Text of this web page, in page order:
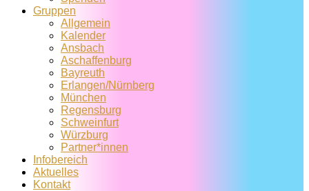
Gruppen
Allgemein
Kalender
Ansbach
Aschaffenburg
Bayreuth
Erlangen/Nürnberg
München
Regensburg
Schweinfurt
Würzburg
Partner*innen
Infobereich
Aktuelles
Kontakt